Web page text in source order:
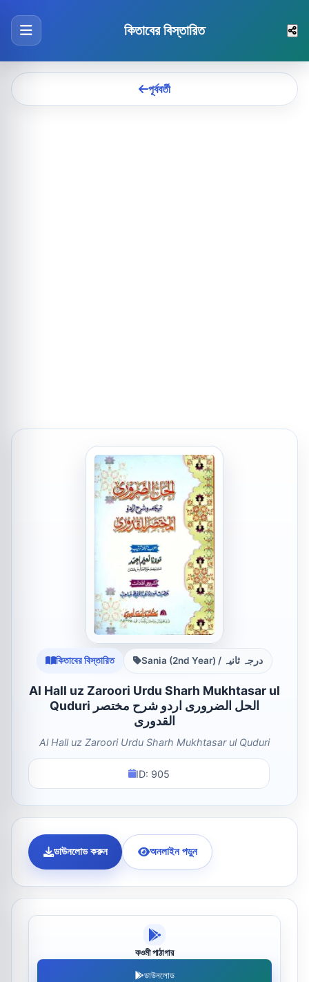
কিতাবের বিস্তারিত
পূর্ববর্তী
কিতাবের বিস্তারিত Sania (2nd Year) / درجہ ثانیہ
Al Hall uz Zaroori Urdu Sharh Mukhtasar ul
Quduri الحل الضروری اردو شرح مختصر
القدوری
Al Hall uz Zaroori Urdu Sharh Mukhtasar ul Quduri
ID: 905
ডাউনলোড করুন অনলাইন পড়ুন
কওমী পাঠাগার
ডাউনলোড